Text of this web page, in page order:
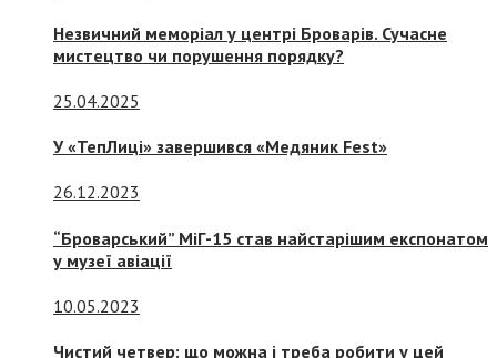
Незвичний меморіал у центрі Броварів. Сучасне
мистецтво чи порушення порядку?
25.04.2025
У «ТепЛиці» завершився «Медяник Fest»
26.12.2023
“Броварський” МіГ-15 став найстарішим експонатом
у музеї авіації
10.05.2023
Чистий четвер: що можна і треба робити у цей